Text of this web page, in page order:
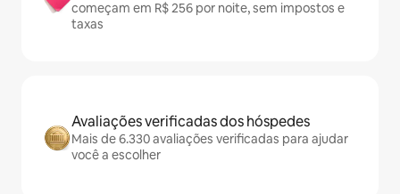
começam em R$ 256 por noite, sem impostos e
taxas
Avaliações verificadas dos hóspedes
Mais de 6.330 avaliações verificadas para ajudar
você a escolher